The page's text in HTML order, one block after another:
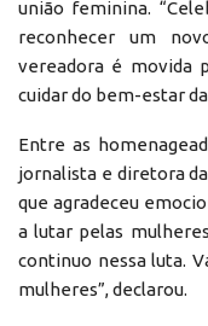
união feminina.
reconhecer um
vereadora é movida
cuidar do bem-estar
Entre as
jornalista e diretora
que agradeceu
a lutar pelas
continuo nessa luta.
mulheres”, declarou.